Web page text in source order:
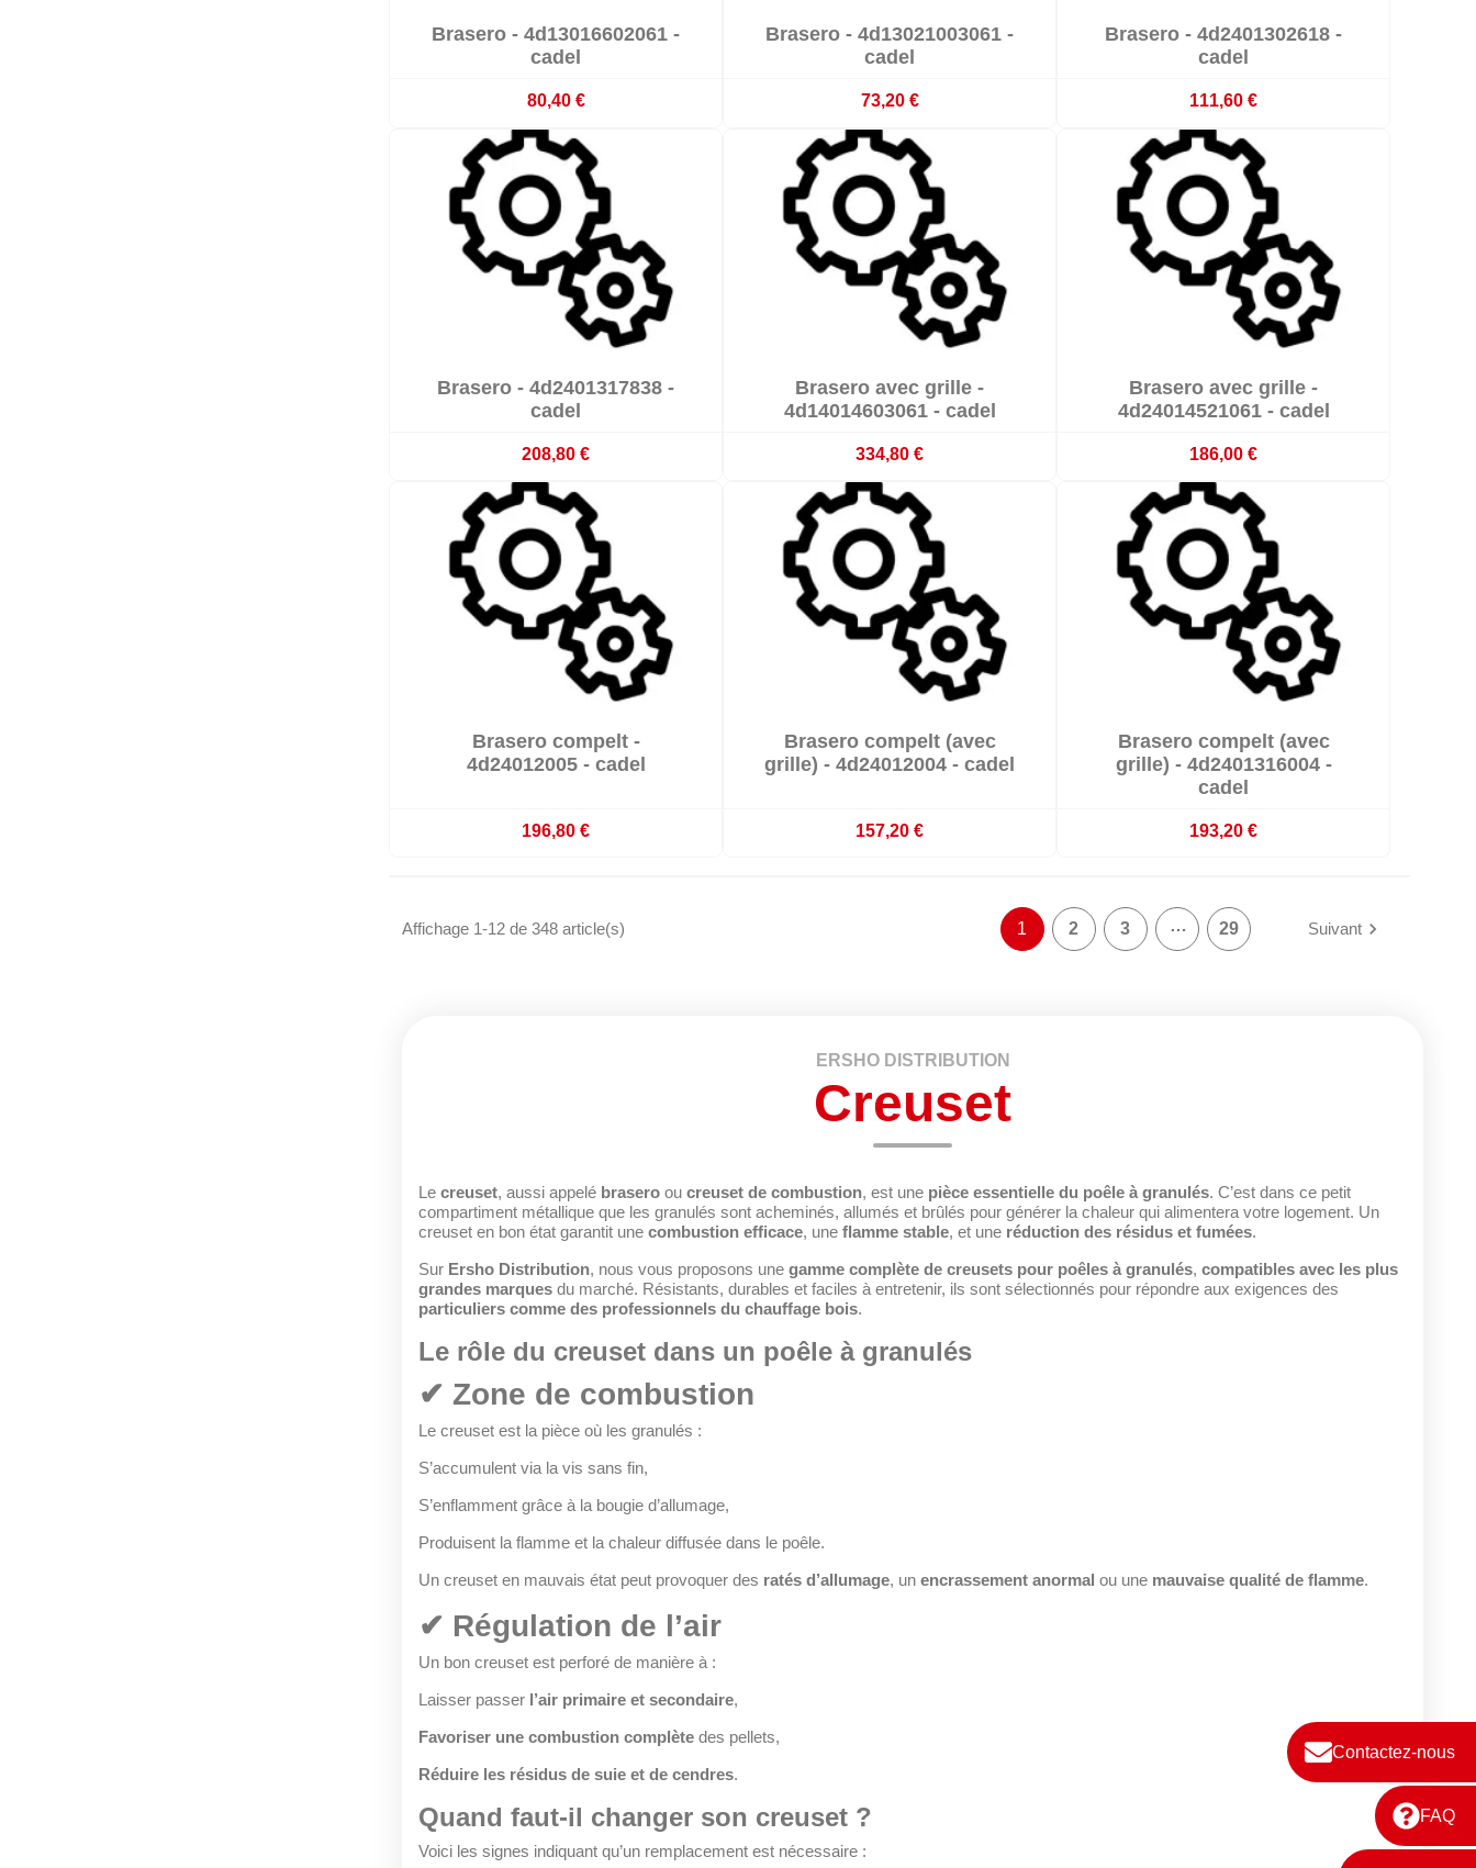
Contactez-nous
FAQ
Sur commande : délai 3 à 4 semaines
Brasero - 4d13016602061 -
cadel
80,40 €
Sur commande : délai 3 à 4 semaines
Brasero - 4d13021003061 -
cadel
73,20 €
Sur commande : délai 3 à 4 semaines
Brasero - 4d2401302618 -
cadel
111,60 €
Sur commande : délai 3 à 4 semaines
Brasero - 4d2401317838 -
cadel
208,80 €
Sur commande : délai 3 à 4 semaines
Brasero avec grille -
4d14014603061 - cadel
334,80 €
Sur commande : délai 3 à 4 semaines
Brasero avec grille -
4d24014521061 - cadel
186,00 €
Sur commande : délai 3 à 4 semaines
Brasero compelt -
4d24012005 - cadel
196,80 €
Sur commande : délai 3 à 4 semaines
Brasero compelt (avec
grille) - 4d24012004 - cadel
157,20 €
Sur commande : délai 3 à 4 semaines
Brasero compelt (avec
grille) - 4d2401316004 -
cadel
193,20 €
Affichage 1-12 de 348 article(s) 1 2 3 … 29 Suivant
ERSHO DISTRIBUTION
Creuset
Le creuset, aussi appelé brasero ou creuset de combustion, est une pièce essentielle du poêle à granulés. C’est dans ce petit
compartiment métallique que les granulés sont acheminés, allumés et brûlés pour générer la chaleur qui alimentera votre logement. Un
creuset en bon état garantit une combustion efficace, une flamme stable, et une réduction des résidus et fumées.
Sur Ersho Distribution, nous vous proposons une gamme complète de creusets pour poêles à granulés, compatibles avec les plus
grandes marques du marché. Résistants, durables et faciles à entretenir, ils sont sélectionnés pour répondre aux exigences des
particuliers comme des professionnels du chauffage bois.
Le rôle du creuset dans un poêle à granulés
✔ Zone de combustion
Le creuset est la pièce où les granulés :
S’accumulent via la vis sans fin,
S’enflamment grâce à la bougie d’allumage,
Produisent la flamme et la chaleur diffusée dans le poêle.
Un creuset en mauvais état peut provoquer des ratés d’allumage, un encrassement anormal ou une mauvaise qualité de flamme.
✔ Régulation de l’air
Un bon creuset est perforé de manière à :
Laisser passer l’air primaire et secondaire,
Favoriser une combustion complète des pellets,
Réduire les résidus de suie et de cendres.
Quand faut-il changer son creuset ?
Voici les signes indiquant qu’un remplacement est nécessaire :